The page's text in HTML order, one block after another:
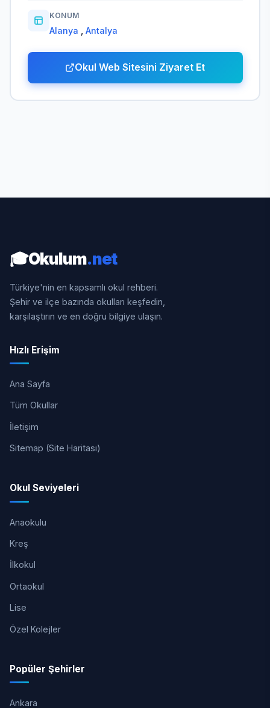
KONUM
Alanya Antalya
Okul Web Sitesini Ziyaret Et
🎓Okulum.net
Türkiye'nin en kapsamlı okul rehberi.
Şehir ve ilçe bazında okulları keşfedin,
karşılaştırın ve en doğru bilgiye ulaşın.
Hızlı Erişim
Ana Sayfa
Tüm Okullar
İletişim
Sitemap (Site Haritası)
Okul Seviyeleri
Anaokulu
Kreş
İlkokul
Ortaokul
Lise
Özel Kolejler
Popüler Şehirler
Ankara